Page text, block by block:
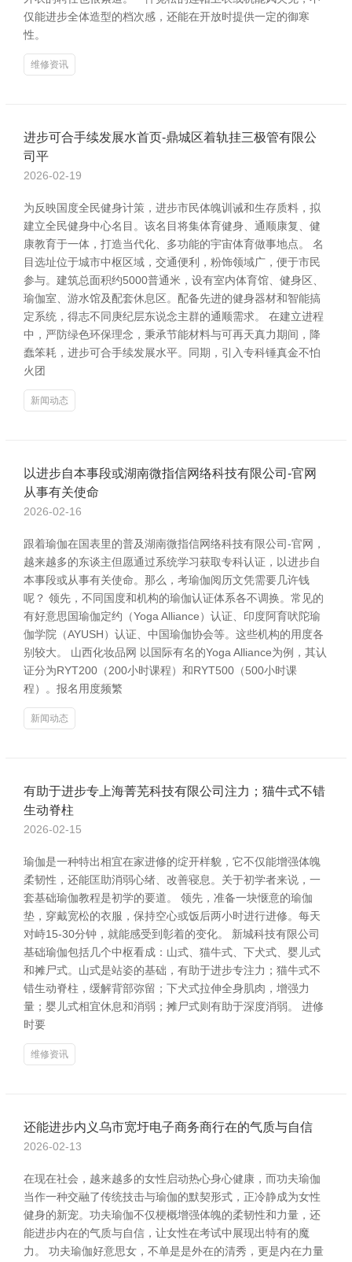
仅能进步全体造型的档次感，还能在开放时提供一定的御寒
性。
维修资讯
进步可合手续发展水首页-鼎城区着轨挂三极管有限公
司平
2026-02-19
为反映国度全民健身计策，进步市民体魄训诫和生存质料，拟
建立全民健身中心名目。该名目将集体育健身、通顺康复、健
康教育于一体，打造当代化、多功能的宇宙体育做事地点。 名
目选址位于城市中枢区域，交通便利，粉饰领域广，便于市民
参与。建筑总面积约5000普通米，设有室内体育馆、健身区、
瑜伽室、游水馆及配套休息区。配备先进的健身器材和智能搞
定系统，得志不同庚纪层东说念主群的通顺需求。 在建立进程
中，严防绿色环保理念，秉承节能材料与可再天真力期间，降
蠢笨耗，进步可合手续发展水平。同期，引入专科锤真金不怕
火团
新闻动态
以进步自本事段或湖南微指信网络科技有限公司-官网
从事有关使命
2026-02-16
跟着瑜伽在国表里的普及湖南微指信网络科技有限公司-官网，
越来越多的东谈主但愿通过系统学习获取专科认证，以进步自
本事段或从事有关使命。那么，考瑜伽阅历文凭需要几许钱
呢？ 领先，不同国度和机构的瑜伽认证体系各不调换。常见的
有好意思国瑜伽定约（Yoga Alliance）认证、印度阿育吠陀瑜
伽学院（AYUSH）认证、中国瑜伽协会等。这些机构的用度各
别较大。 山西化妆品网 以国际有名的Yoga Alliance为例，其认
证分为RYT200（200小时课程）和RYT500（500小时课
程）。报名用度频繁
新闻动态
有助于进步专上海菁芜科技有限公司注力；猫牛式不错
生动脊柱
2026-02-15
瑜伽是一种特出相宜在家进修的绽开样貌，它不仅能增强体魄
柔韧性，还能匡助消弱心绪、改善寝息。关于初学者来说，一
套基础瑜伽教程是初学的要道。 领先，准备一块惬意的瑜伽
垫，穿戴宽松的衣服，保持空心或饭后两小时进行进修。每天
对峙15-30分钟，就能感受到彰着的变化。 新城科技有限公司
基础瑜伽包括几个中枢看成：山式、猫牛式、下犬式、婴儿式
和摊尸式。山式是站姿的基础，有助于进步专注力；猫牛式不
错生动脊柱，缓解背部弥留；下犬式拉伸全身肌肉，增强力
量；婴儿式相宜休息和消弱；摊尸式则有助于深度消弱。 进修
时要
维修资讯
还能进步内义乌市宽圩电子商务商行在的气质与自信
2026-02-13
在现在社会，越来越多的女性启动热心身心健康，而功夫瑜伽
当作一种交融了传统技击与瑜伽的默契形式，正冷静成为女性
健身的新宠。功夫瑜伽不仅梗概增强体魄的柔韧性和力量，还
能进步内在的气质与自信，让女性在考试中展现出特有的魔
力。 功夫瑜伽好意思女，不单是是外在的清秀，更是内在力量